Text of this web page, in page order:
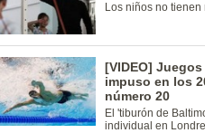
Los niños no
[VIDEO]
impuso en los
número 20
El 'tiburón de
individual en